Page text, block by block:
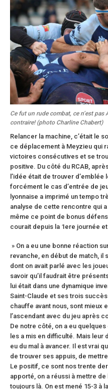
Ce fut un rude combat, ce n’est
contraire! (photo Charline Chabert)
Relancer la machine, c’était le
ce déplacement à Meyzieu qui
victoires consécutives et se
positive. Du côté du RCAB,
l’idée était de trouver d’emblée
forcément le cas d’entrée de
lyonnaise a imprimé un tempo
analyse de cette rencontre qui
même ce point de bonus
courait depuis la 1ere journée
» On a eu une bonne réaction
revanche, en début de match, il
dont on avait parlé avec les
savoir qu’il faudrait être
lui était dans une dynamique
Saint-Claude et ses trois
chauffe avant nous, sont mieux
l’ascendant avec du jeu après
De notre côté, on a eu
les a mis en difficulté. Mais
eu du mal à avancer. Il est vrai
de trouver ses appuis, de
Le positif, ce sont nos trente
apporté, on a réussi à mettre de
toujours là. On est mené 15-3 à